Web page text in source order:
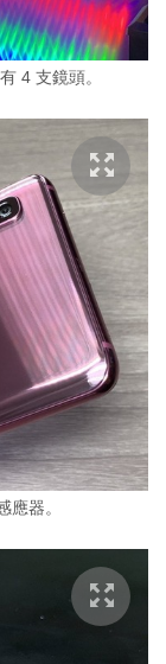
4 支鏡頭。
應器。